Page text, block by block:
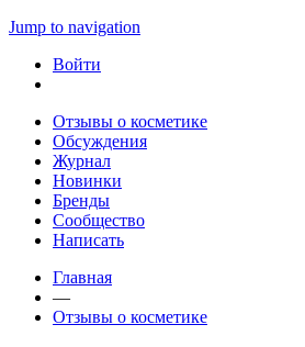
Jump to navigation
Войти
Отзывы о косметике
Обсуждения
Журнал
Новинки
Бренды
Сообщество
Написать
Главная
—
Отзывы о косметике